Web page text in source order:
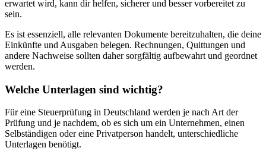
erwartet wird, kann dir helfen, sicherer und besser vorbereitet zu
sein.
Es ist essenziell, alle relevanten Dokumente bereitzuhalten, die deine
Einkünfte und Ausgaben belegen. Rechnungen, Quittungen und
andere Nachweise sollten daher sorgfältig aufbewahrt und geordnet
werden.
Welche Unterlagen sind wichtig?
Für eine Steuerprüfung in Deutschland werden je nach Art der
Prüfung und je nachdem, ob es sich um ein Unternehmen, einen
Selbständigen oder eine Privatperson handelt, unterschiedliche
Unterlagen benötigt.